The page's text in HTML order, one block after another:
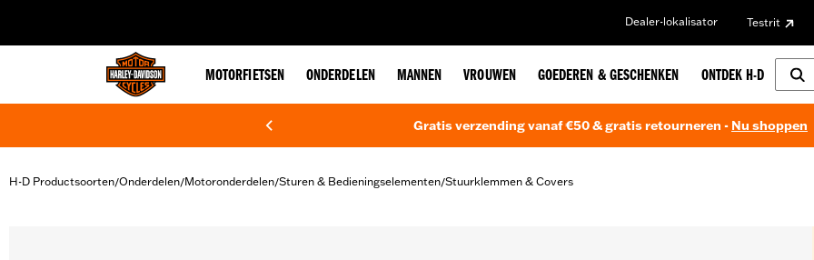
Dealer-lokalisator Testrit
MOTORFIETSEN ONDERDELEN MANNEN VROUWEN GOEDEREN & GESCHENKEN ONTDEK H-D
Gratis verzending vanaf €50 & gratis retourneren - Nu shoppen
H-D Productsoorten/Onderdelen/Motoronderdelen/Sturen & Bedieningselementen/Stuurklemmen & Covers